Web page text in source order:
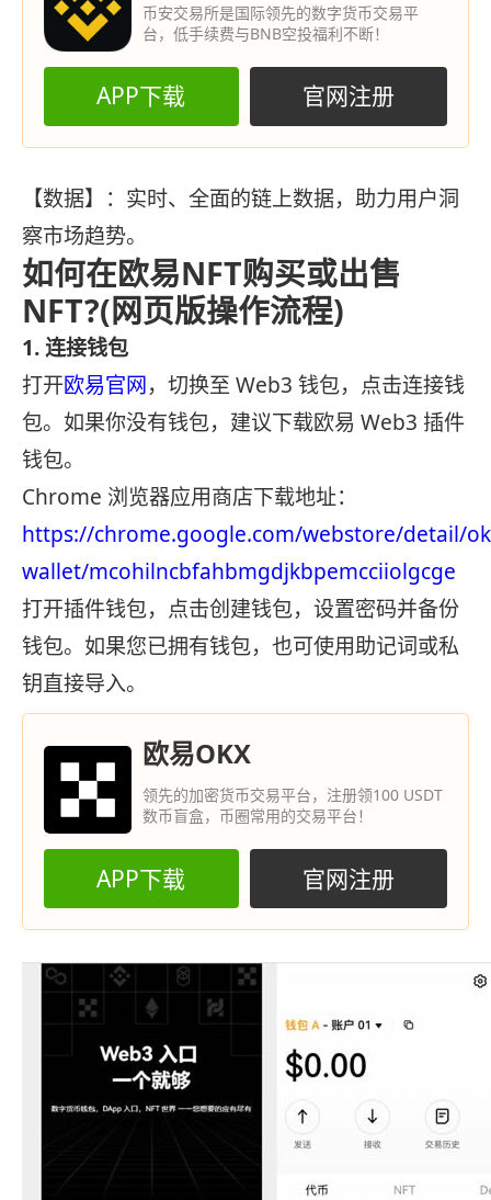
币安交易所是国际领先的数字货币交易平
台，低手续费与BNB空投福利不断！
APP下载 官网注册
【数据】：实时、全面的链上数据，助力用户洞
察市场趋势。
如何在欧易NFT购买或出售
NFT?(网页版操作流程)
1. 连接钱包
打开欧易官网，切换至 Web3 钱包，点击连接钱
包。如果你没有钱包，建议下载欧易 Web3 插件
钱包。
Chrome 浏览器应用商店下载地址：
https://chrome.google.com/webstore/detail/
wallet/mcohilncbfahbmgdjkbpemcciiolgcge
打开插件钱包，点击创建钱包，设置密码并备份
钱包。如果您已拥有钱包，也可使用助记词或私
钥直接导入。
欧易OKX
领先的加密货币交易平台，注册领100 USDT
数币盲盒，币圈常用的交易平台！
APP下载 官网注册